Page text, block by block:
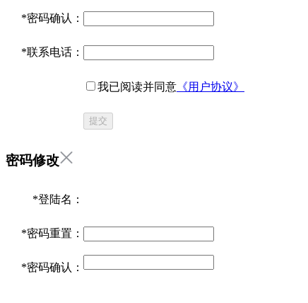
*密码确认：
*联系电话：
我已阅读并同意 《用户协议》
提交
密码修改
*登陆名：
*密码重置：
*密码确认：